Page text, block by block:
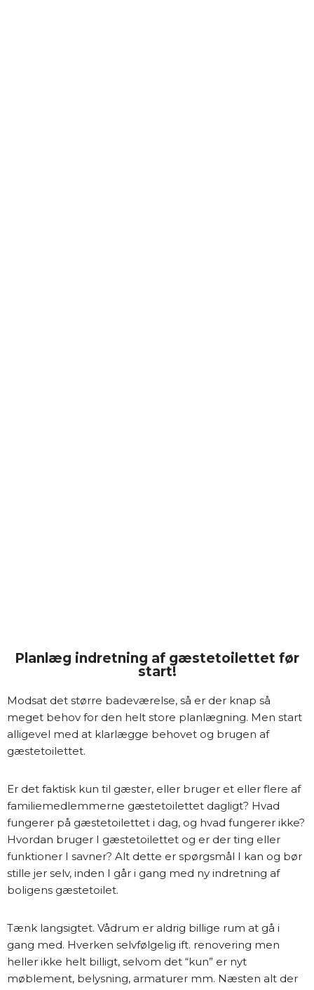
Planlæg indretning af gæstetoilettet før
start!
Modsat det større badeværelse, så er der knap så
meget behov for den helt store planlægning. Men start
alligevel med at klarlægge behovet og brugen af
gæstetoilettet.
Er det faktisk kun til gæster, eller bruger et eller flere af
familiemedlemmerne gæstetoilettet dagligt? Hvad
fungerer på gæstetoilettet i dag, og hvad fungerer ikke?
Hvordan bruger I gæstetoilettet og er der ting eller
funktioner I savner? Alt dette er spørgsmål I kan og bør
stille jer selv, inden I går i gang med ny indretning af
boligens gæstetoilet.
Tænk langsigtet. Vådrum er aldrig billige rum at gå i
gang med. Hverken selvfølgelig ift. renovering men
heller ikke helt billigt, selvom det “kun” er nyt
møblement, belysning, armaturer mm. Næsten alt der